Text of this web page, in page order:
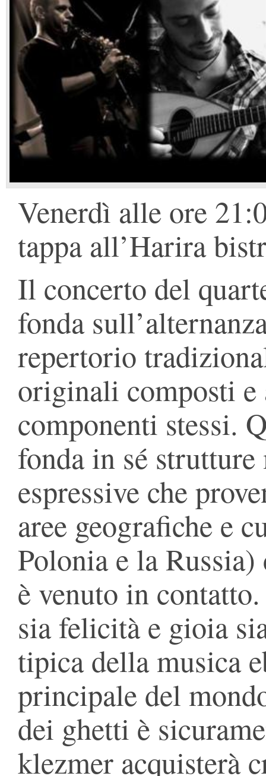
Venerdì alle ore
tappa all’Harira
Il concerto del
fonda
repertorio
originali composti
componenti stessi.
fonda in sé
espressive che
aree geografiche e
Polonia e la
è venuto in
sia felicità e gioia
tipica della musica
principale del
dei ghetti è
klezmer acquisterà